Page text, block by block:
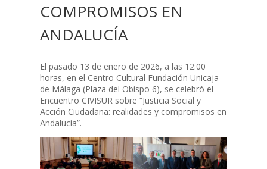
COMPROMISOS EN
ANDALUCÍA
El pasado 13 de enero de 2026, a las 12:00
horas, en el Centro Cultural Fundación Unicaja
de Málaga (Plaza del Obispo 6), se celebró el
Encuentro CIVISUR sobre “Justicia Social y
Acción Ciudadana: realidades y compromisos en
Andalucía”.